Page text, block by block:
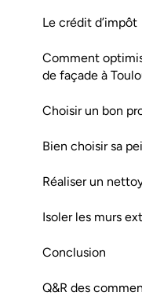
Le crédit d’impôt
Comment
de façade à
Choisir un bon
Bien choisir sa
Réaliser un
Isoler les murs
Conclusion
Q&R des